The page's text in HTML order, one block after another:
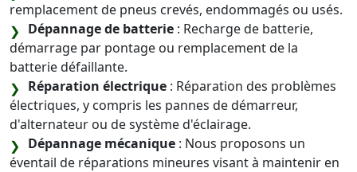
remplacement de pneus crevés, endommagés ou usés.
Dépannage de batterie : Recharge de batterie,
démarrage par pontage ou remplacement de la
batterie défaillante.
Réparation électrique : Réparation des problèmes
électriques, y compris les pannes de démarreur,
d'alternateur ou de système d'éclairage.
Dépannage mécanique : Nous proposons un
éventail de réparations mineures visant à maintenir en